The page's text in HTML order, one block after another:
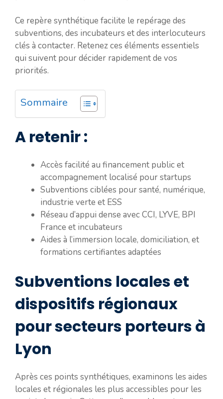
Ce repère synthétique facilite le repérage des
subventions, des incubateurs et des interlocuteurs
clés à contacter. Retenez ces éléments essentiels
qui suivent pour décider rapidement de vos
priorités.
Sommaire
A retenir :
Accès facilité au financement public et
accompagnement localisé pour startups
Subventions ciblées pour santé, numérique,
industrie verte et ESS
Réseau d’appui dense avec CCI, LYVE, BPI
France et incubateurs
Aides à l’immersion locale, domiciliation, et
formations certifiantes adaptées
Subventions locales et
dispositifs régionaux
pour secteurs porteurs à
Lyon
Après ces points synthétiques, examinons les aides
locales et régionales les plus accessibles pour les